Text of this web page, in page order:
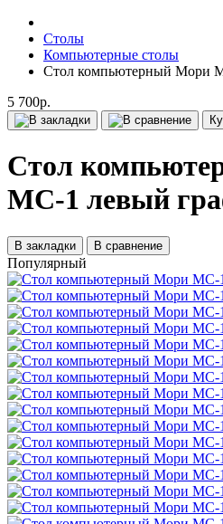
Столы
Компьютерные столы
Стол компьютерный Мори
5 700р.
Стол
МС-1 левый
В закладки В сравнение
Популярный